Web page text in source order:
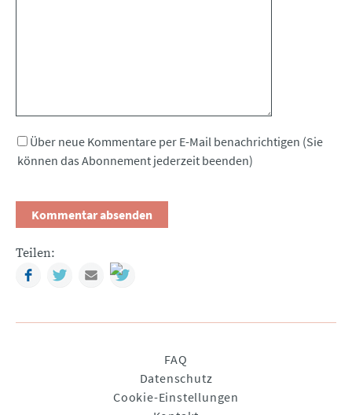
Über neue Kommentare per E-Mail benachrichtigen (Sie
können das Abonnement jederzeit beenden)
Teilen:
FacebookTwitterMail
FAQ
Datenschutz
Cookie-Einstellungen